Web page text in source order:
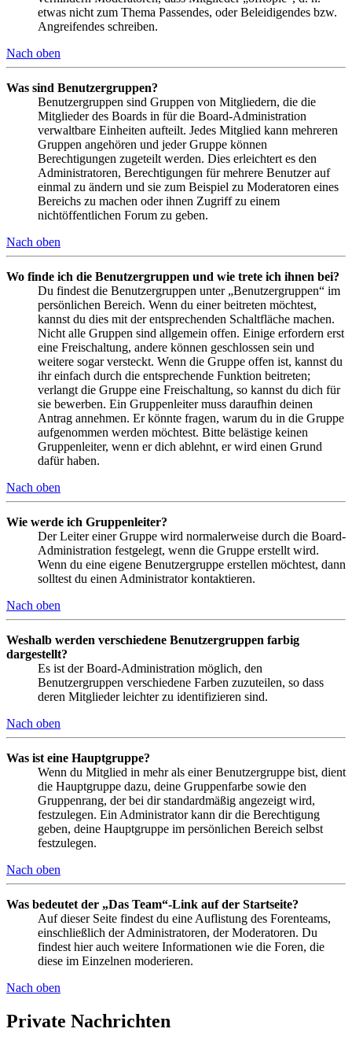
etwas nicht zum Thema Passendes, oder Beleidigendes bzw.
Angreifendes schreiben.
Nach oben
Was sind Benutzergruppen?
Benutzergruppen sind Gruppen von Mitgliedern, die die
Mitglieder des Boards in für die Board-Administration
verwaltbare Einheiten aufteilt. Jedes Mitglied kann mehreren
Gruppen angehören und jeder Gruppe können
Berechtigungen zugeteilt werden. Dies erleichtert es den
Administratoren, Berechtigungen für mehrere Benutzer auf
einmal zu ändern und sie zum Beispiel zu Moderatoren eines
Bereichs zu machen oder ihnen Zugriff zu einem
nichtöffentlichen Forum zu geben.
Nach oben
Wo finde ich die Benutzergruppen und wie trete ich ihnen bei?
Du findest die Benutzergruppen unter „Benutzergruppen“ im
persönlichen Bereich. Wenn du einer beitreten möchtest,
kannst du dies mit der entsprechenden Schaltfläche machen.
Nicht alle Gruppen sind allgemein offen. Einige erfordern erst
eine Freischaltung, andere können geschlossen sein und
weitere sogar versteckt. Wenn die Gruppe offen ist, kannst du
ihr einfach durch die entsprechende Funktion beitreten;
verlangt die Gruppe eine Freischaltung, so kannst du dich für
sie bewerben. Ein Gruppenleiter muss daraufhin deinen
Antrag annehmen. Er könnte fragen, warum du in die Gruppe
aufgenommen werden möchtest. Bitte belästige keinen
Gruppenleiter, wenn er dich ablehnt, er wird einen Grund
dafür haben.
Nach oben
Wie werde ich Gruppenleiter?
Der Leiter einer Gruppe wird normalerweise durch die Board-
Administration festgelegt, wenn die Gruppe erstellt wird.
Wenn du eine eigene Benutzergruppe erstellen möchtest, dann
solltest du einen Administrator kontaktieren.
Nach oben
Weshalb werden verschiedene Benutzergruppen farbig
dargestellt?
Es ist der Board-Administration möglich, den
Benutzergruppen verschiedene Farben zuzuteilen, so dass
deren Mitglieder leichter zu identifizieren sind.
Nach oben
Was ist eine Hauptgruppe?
Wenn du Mitglied in mehr als einer Benutzergruppe bist, dient
die Hauptgruppe dazu, deine Gruppenfarbe sowie den
Gruppenrang, der bei dir standardmäßig angezeigt wird,
festzulegen. Ein Administrator kann dir die Berechtigung
geben, deine Hauptgruppe im persönlichen Bereich selbst
festzulegen.
Nach oben
Was bedeutet der „Das Team“-Link auf der Startseite?
Auf dieser Seite findest du eine Auflistung des Forenteams,
einschließlich der Administratoren, der Moderatoren. Du
findest hier auch weitere Informationen wie die Foren, die
diese im Einzelnen moderieren.
Nach oben
Private Nachrichten